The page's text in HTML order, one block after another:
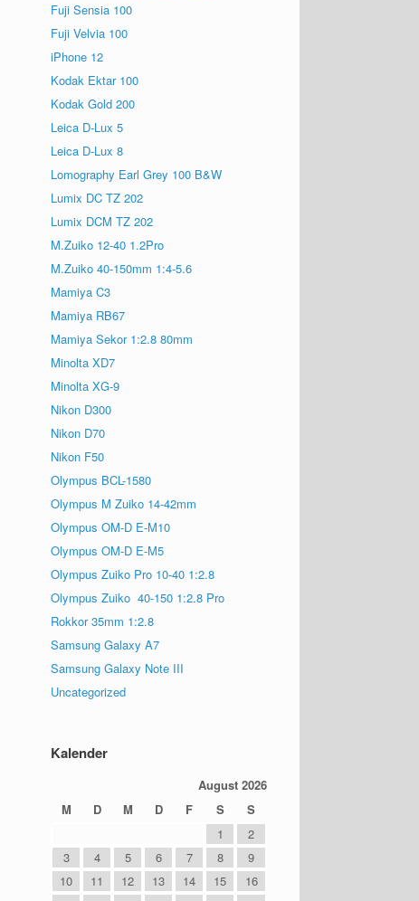
Fuji Sensia 100
Fuji Velvia 100
iPhone 12
Kodak Ektar 100
Kodak Gold 200
Leica D-Lux 5
Leica D-Lux 8
Lomography Earl Grey 100 B&W
Lumix DC TZ 202
Lumix DCM TZ 202
M.Zuiko 12-40 1.2Pro
M.Zuiko 40-150mm 1:4-5.6
Mamiya C3
Mamiya RB67
Mamiya Sekor 1:2.8 80mm
Minolta XD7
Minolta XG-9
Nikon D300
Nikon D70
Nikon F50
Olympus BCL-1580
Olympus M Zuiko 14-42mm
Olympus OM-D E-M10
Olympus OM-D E-M5
Olympus Zuiko Pro 10-40 1:2.8
Olympus Zuiko 40-150 1:2.8 Pro
Rokkor 35mm 1:2.8
Samsung Galaxy A7
Samsung Galaxy Note III
Uncategorized
Kalender
August 2026
M
D M D F S
S
1
2
3
4 5 6 7 8
9
10
11 12 13 14 15
16